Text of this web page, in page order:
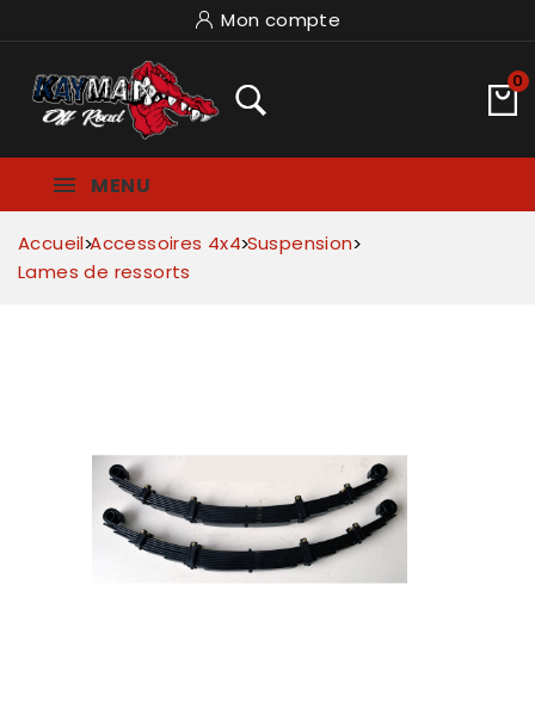
Mon compte
0
MENU
Accueil Accessoires 4x4 Suspension
Lames de ressorts